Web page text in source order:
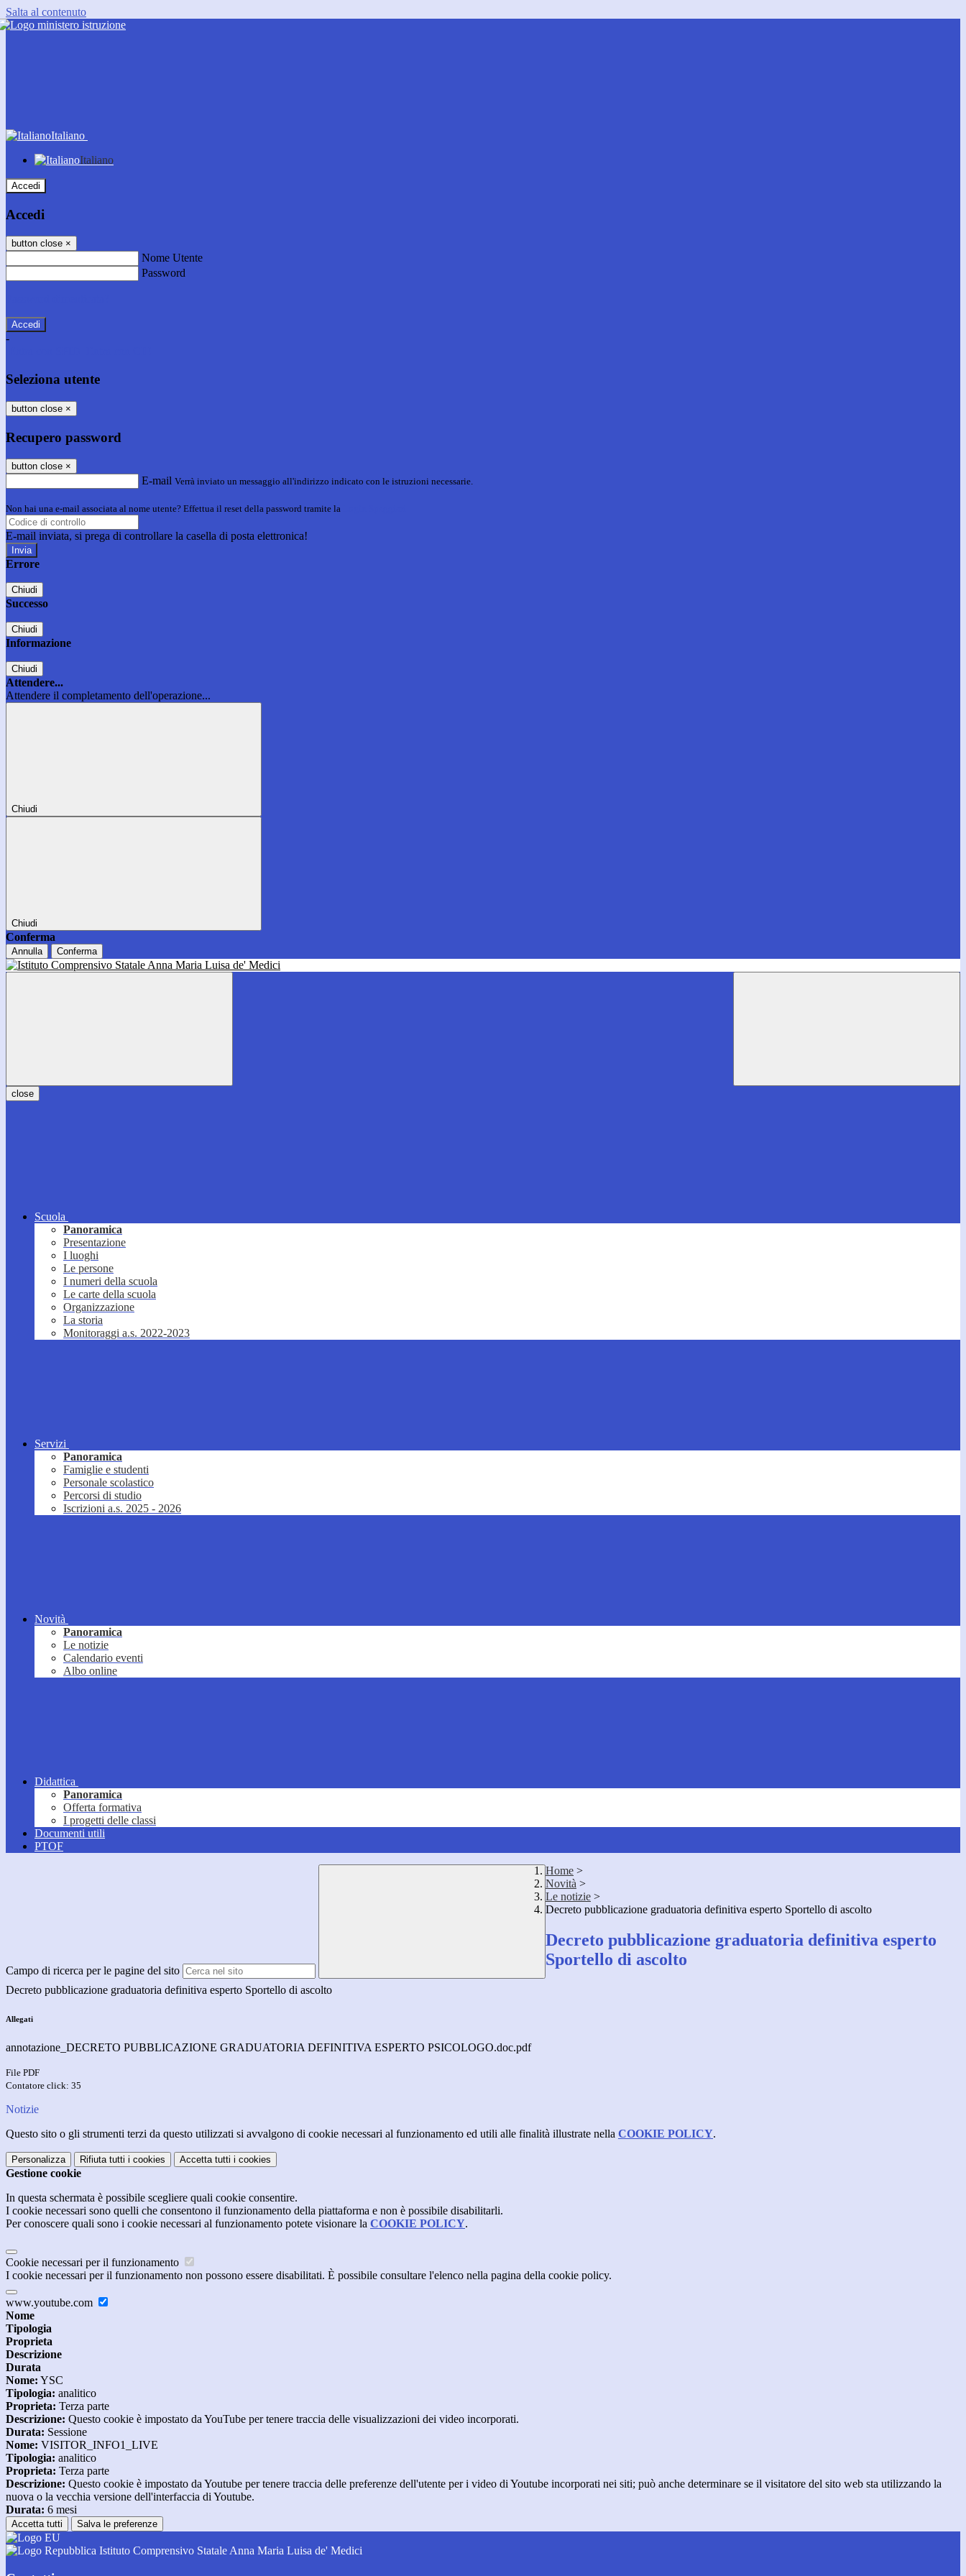
Salta al contenuto
Italiano
Italiano
Accedi
Accedi
button close ×
Nome Utente
Password
-
Seleziona utente
button close ×
Recupero password
button close ×
E-mail Verrà inviato un messaggio all'indirizzo indicato con le istruzioni necessarie.
Non hai una e-mail associata al nome utente? Effettua il reset della password tramite la
E-mail inviata, si prega di controllare la casella di posta elettronica!
Errore
Chiudi
Successo
Chiudi
Informazione
Chiudi
Attendere...
Attendere il completamento dell'operazione...
Chiudi
Chiudi
Conferma
Annulla Conferma
close
Scuola
Panoramica
Presentazione
I luoghi
Le persone
I numeri della scuola
Le carte della scuola
Organizzazione
La storia
Monitoraggi a.s. 2022-2023
Servizi
Panoramica
Famiglie e studenti
Personale scolastico
Percorsi di studio
Iscrizioni a.s. 2025 - 2026
Novità
Panoramica
Le notizie
Calendario eventi
Albo online
Didattica
Panoramica
Offerta formativa
I progetti delle classi
Documenti utili
PTOF
Campo di ricerca per le pagine del sito
Home >
Novità >
Le notizie >
Decreto pubblicazione graduatoria definitiva esperto Sportello di ascolto
Decreto pubblicazione graduatoria definitiva esperto
Sportello di ascolto
Decreto pubblicazione graduatoria definitiva esperto Sportello di ascolto
Allegati
annotazione_DECRETO PUBBLICAZIONE GRADUATORIA DEFINITIVA ESPERTO PSICOLOGO.doc.pdf
File PDF
Contatore click: 35
Notizie
Questo sito o gli strumenti terzi da questo utilizzati si avvalgono di cookie necessari al funzionamento ed utili alle finalità illustrate nella COOKIE POLICY.
Personalizza Rifiuta tutti i cookies Accetta tutti i cookies
Gestione cookie
In questa schermata è possibile scegliere quali cookie consentire.
I cookie necessari sono quelli che consentono il funzionamento della piattaforma e non è possibile disabilitarli.
Per conoscere quali sono i cookie necessari al funzionamento potete visionare la COOKIE POLICY.
Cookie necessari per il funzionamento
I cookie necessari per il funzionamento non possono essere disabilitati. È possibile consultare l'elenco nella pagina della cookie policy.
www.youtube.com
Nome
Tipologia
Proprieta
Descrizione
Durata
Nome: YSC
Tipologia: analitico
Proprieta: Terza parte
Descrizione: Questo cookie è impostato da YouTube per tenere traccia delle visualizzazioni dei video incorporati.
Durata: Sessione
Nome: VISITOR_INFO1_LIVE
Tipologia: analitico
Proprieta: Terza parte
Descrizione: Questo cookie è impostato da Youtube per tenere traccia delle preferenze dell'utente per i video di Youtube incorporati nei siti; può anche determinare se il visitatore del sito web sta utilizzando la
nuova o la vecchia versione dell'interfaccia di Youtube.
Durata: 6 mesi
Accetta tutti Salva le preferenze
Istituto Comprensivo Statale Anna Maria Luisa de' Medici